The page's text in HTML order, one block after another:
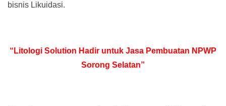
bisnis Likuidasi.
“Litologi Solution Hadir untuk Jasa Pembuatan NPWP
Sorong Selatan”